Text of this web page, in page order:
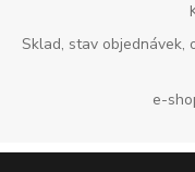
Sklad, stav objednávek,
e-